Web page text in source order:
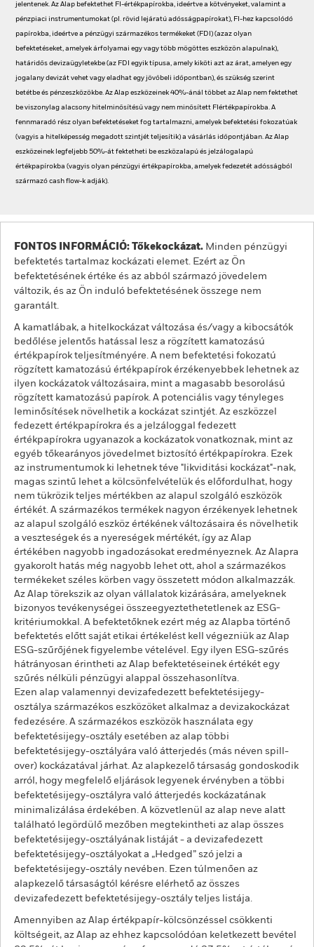
jelentenek. Az Alap befektethet FI-értékpapírokba, ideértve a kötvényeket, valamint a
pénzpiaci instrumentumokat (pl. rövid lejáratú adósságpapírokat), FI-hez kapcsolódó
papírokba, ideértve a pénzügyi származékos termékeket (FDI) (azaz olyan
befektetéseket, amelyek árfolyamai egy vagy több mögöttes eszközön alapulnak),
határidős devizaügyletekbe (az FDI egyik típusa, amely kiköti azt az árat, amelyen egy
jogalany devizát vehet vagy eladhat egy jövőbeli időpontban), és szükség szerint
betétbe és pénzeszközökbe. Az Alap eszközeinek 40%-ánál többet az Alap nem fektethet
be viszonylag alacsony hitelminősítésű vagy nem minősített FIértékpapírokba. A
fennmaradó rész olyan befektetéseket fog tartalmazni, amelyek befektetési fokozatúak
(vagyis a hitelképesség megadott szintjét teljesítik) a vásárlás időpontjában. Az Alap
eszközeinek legfeljebb 50%-át fektetheti be eszközalapú és jelzálogalapú
értékpapírokba (vagyis olyan pénzügyi értékpapírokba, amelyek fedezetét adósságból
származó cash flow-k adják).
FONTOS INFORMÁCIÓ: Tőkekockázat. Minden pénzügyi
befektetés tartalmaz kockázati elemet. Ezért az Ön
befektetésének értéke és az abból származó jövedelem
változik, és az Ön induló befektetésének összege nem
garantált.
A kamatlábak, a hitelkockázat változása és/vagy a kibocsátók
bedőlése jelentős hatással lesz a rögzített kamatozású
értékpapírok teljesítményére. A nem befektetési fokozatú
rögzített kamatozású értékpapírok érzékenyebbek lehetnek az
ilyen kockázatok változásaira, mint a magasabb besorolású
rögzített kamatozású papírok. A potenciális vagy tényleges
leminősítések növelhetik a kockázat szintjét. Az eszközzel
fedezett értékpapírokra és a jelzáloggal fedezett
értékpapírokra ugyanazok a kockázatok vonatkoznak, mint az
egyéb tőkearányos jövedelmet biztosító értékpapírokra. Ezek
az instrumentumok ki lehetnek téve "likviditási kockázat"-nak,
magas szintű lehet a kölcsönfelvételük és előfordulhat, hogy
nem tükrözik teljes mértékben az alapul szolgáló eszközök
értékét. A származékos termékek nagyon érzékenyek lehetnek
az alapul szolgáló eszköz értékének változásaira és növelhetik
a veszteségek és a nyereségek mértékét, így az Alap
értékében nagyobb ingadozásokat eredményeznek. Az Alapra
gyakorolt hatás még nagyobb lehet ott, ahol a származékos
termékeket széles körben vagy összetett módon alkalmazzák.
Az Alap törekszik az olyan vállalatok kizárására, amelyeknek
bizonyos tevékenységei összeegyeztethetetlenek az ESG-
kritériumokkal. A befektetőknek ezért még az Alapba történő
befektetés előtt saját etikai értékelést kell végezniük az Alap
ESG-szűrőjének figyelembe vételével. Egy ilyen ESG-szűrés
hátrányosan érintheti az Alap befektetéseinek értékét egy
szűrés nélküli pénzügyi alappal összehasonlítva.
Ezen alap valamennyi devizafedezett befektetésijegy-
osztálya származékos eszközöket alkalmaz a devizakockázat
fedezésére. A származékos eszközök használata egy
befektetésijegy-osztály esetében az alap többi
befektetésijegy-osztályára való átterjedés (más néven spill-
over) kockázatával járhat. Az alapkezelő társaság gondoskodik
arról, hogy megfelelő eljárások legyenek érvényben a többi
befektetésijegy-osztályra való átterjedés kockázatának
minimalizálása érdekében. A közvetlenül az alap neve alatt
található legördülő mezőben megtekintheti az alap összes
befektetésijegy-osztályának listáját - a devizafedezett
befektetésijegy-osztályokat a „Hedged” szó jelzi a
befektetésijegy-osztály nevében. Ezen túlmenően az
alapkezelő társaságtól kérésre elérhető az összes
devizafedezett befektetésijegy-osztály teljes listája.
Amennyiben az Alap értékpapír-kölcsönzéssel csökkenti
költségeit, az Alap az ehhez kapcsolódóan keletkezett bevétel